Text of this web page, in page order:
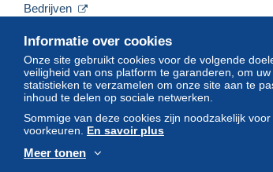
Informatie over cookies
Onze site gebruikt cookies voor de volgende
veiligheid van ons platform te garanderen, om
statistieken te verzamelen om onze site aan te
inhoud te delen op sociale netwerken.
Sommige van deze cookies zijn noodzakelijk
voorkeuren. En savoir plus
Meer tonen
Bedrijven
Neem contact met ons op
© Delcampe International srl. Alle rechten